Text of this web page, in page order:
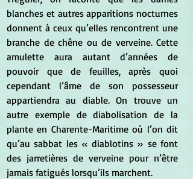
blanches et autres apparitions nocturnes
donnent à ceux qu’elles rencontrent une
branche de chêne ou de verveine. Cette
amulette aura autant d’années de
pouvoir que de feuilles, après quoi
cependant l’âme de son possesseur
appartiendra au diable. On trouve un
autre exemple de diabolisation de la
plante en Charente-Maritime où l’on dit
qu’au sabbat les « diablotins » se font
des jarretières de verveine pour n’être
jamais fatigués lorsqu’ils marchent.